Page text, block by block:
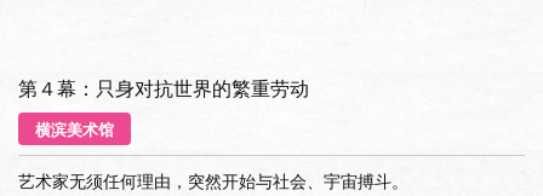
第４幕：只身对抗世界的繁重劳动
横滨美术馆
艺术家无须任何理由，突然开始与社会、宇宙搏斗。